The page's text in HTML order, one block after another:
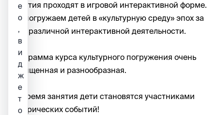
Занятия проходят в игровой интерактивной форме.
Мы погружаем детей в «культурную среду» эпох за
счет различной интерактивной деятельности.
Программа курса культурного погружения очень
насыщенная и разнообразная.
На время занятия дети становятся участниками
исторических событий!
е
о
,
в
и
д
ж
е
т
о